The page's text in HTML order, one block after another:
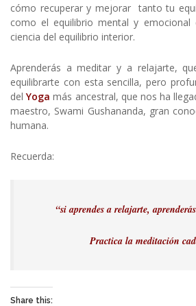
cómo recuperar y mejorar tanto tu
como el equilibrio mental y emocional
ciencia del equilibrio interior.
Aprenderás a meditar y a relajarte,
equilibrarte con esta sencilla, pero
delYoga más ancestral, que nos ha
maestro, Swami Gushananda, gran
humana.
Recuerda:
“si aprendes a relajarte,
Practica la meditación
Share this: